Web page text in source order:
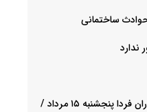
ساختمانی
پیش بینی هوای مازندران فردا پنجشنبه ۱۵ مرداد /